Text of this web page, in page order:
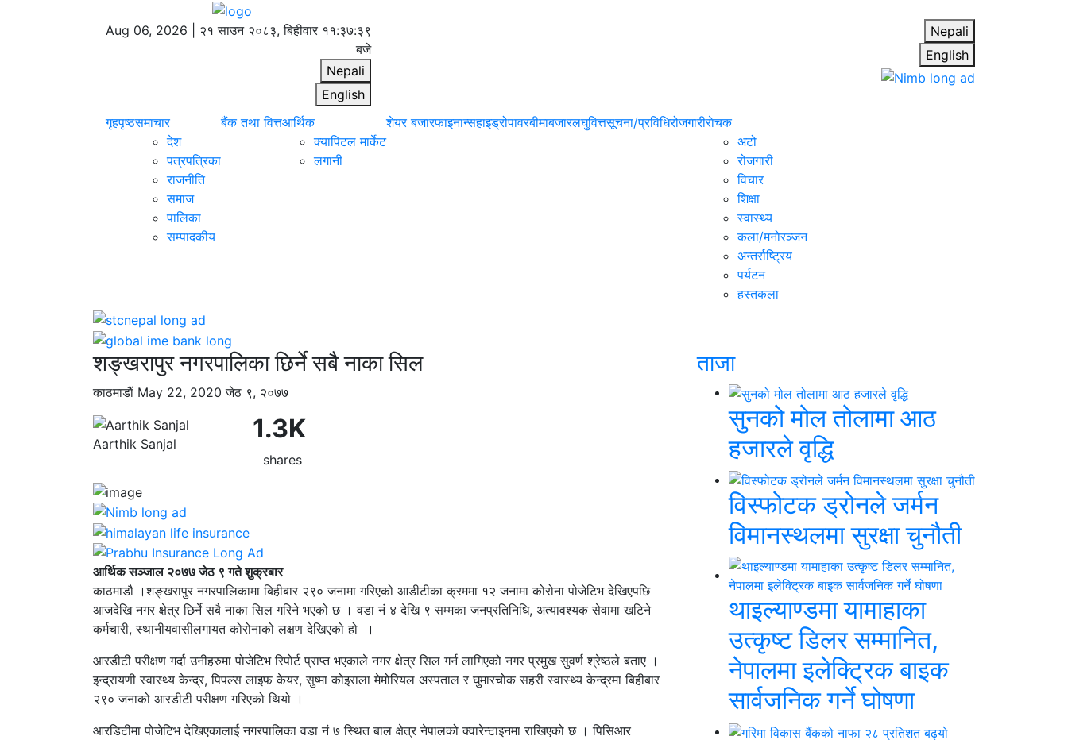
Aug 06, 2026 | २१ साउन २०८३, बिहीवार ११:३७:३९
बजे
Nepali
English
Nepali
English
गृहपृष्ठसमाचार
देश
पत्रपत्रिका
राजनीति
समाज
पालिका
सम्पादकीय
बैंक तथा वित्तआर्थिक
क्यापिटल मार्केट
लगानी
शेयर बजारफाइनान्सहाइड्रोपावरबीमाबजारलघुवित्तसूचना/प्रविधिरोजगारीराेचक
अटो
रोजगारी
विचार
शिक्षा
स्वास्थ्य
कला/मनोरञ्जन
अन्तर्राष्ट्रिय
पर्यटन
हस्तकला
शङ्खरापुर नगरपालिका छिर्ने सबै नाका सिल
काठमाडाैं May 22, 2020जेठ ९, २०७७
Aarthik Sanjal 1.3K
shares
आर्थिक सञ्जाल २०७७ जेठ ९ गते शुक्रबार
काठमाडौ ।शङ्खरापुर नगरपालिकामा बिहीबार २९० जनामा गरिएको आडीटीका क्रममा १२ जनामा कोरोना पोजेटिभ देखिएपछि
आजदेखि नगर क्षेत्र छिर्ने सबै नाका सिल गरिने भएको छ । वडा नं ४ देखि ९ सम्मका जनप्रतिनिधि, अत्यावश्यक सेवामा खटिने
कर्मचारी, स्थानीयवासीलगायत कोरोनाको लक्षण देखिएको हो ।
आरडीटी परीक्षण गर्दा उनीहरुमा पोजेटिभ रिपोर्ट प्राप्त भएकाले नगर क्षेत्र सिल गर्न लागिएको नगर प्रमुख सुवर्ण श्रेष्ठले बताए ।
इन्द्रायणी स्वास्थ्य केन्द्र, पिपल्स लाइफ केयर, सुष्मा कोइराला मेमोरियल अस्पताल र घुमारचोक सहरी स्वास्थ्य केन्द्रमा बिहीबार
२९० जनाको आरडीटी परीक्षण गरिएको थियो ।
आरडिटीमा पोजेटिभ देखिएकालाई नगरपालिका वडा नं ७ स्थित बाल क्षेत्र नेपालको क्वारेन्टाइनमा राखिएको छ । पिसिआर
ताजा
सुनको मोल तोलामा आठ
हजारले वृद्धि
विस्फोटक ड्रोनले जर्मन
विमानस्थलमा सुरक्षा चुनौती
थाइल्याण्डमा यामाहाका
उत्कृष्ट डिलर सम्मानित,
नेपालमा इलेक्ट्रिक बाइक
सार्वजनिक गर्ने घोषणा